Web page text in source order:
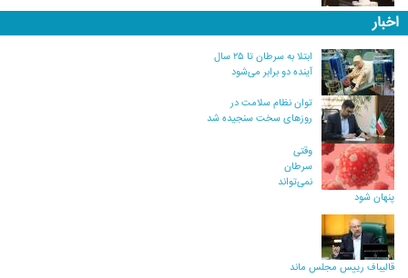
اخبار
ابتلا به سرطان تا ۲۵ سال
آینده دو برابر می‌شود
توان نظام سلامت در
روزهای سخت سنجیده شد
وقتی
سرطان
نمی‌تواند
پنهان شود
قالیباف رییس مجلس ماند